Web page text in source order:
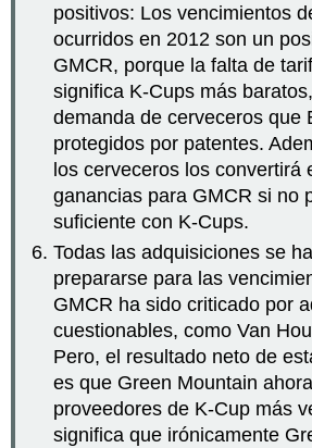
positivos: Los vencimientos
ocurridos en 2012 son un
GMCR, porque la falta de
significa K-Cups más
demanda de cerveceros que
protegidos por patentes.
los cerveceros los convertirá
ganancias para GMCR si no
suficiente con K-Cups.
Todas las adquisiciones se
prepararse para las
GMCR ha sido criticado por
cuestionables, como Van
Pero, el resultado neto de
es que Green Mountain
proveedores de K-Cup más
significa que irónicamente